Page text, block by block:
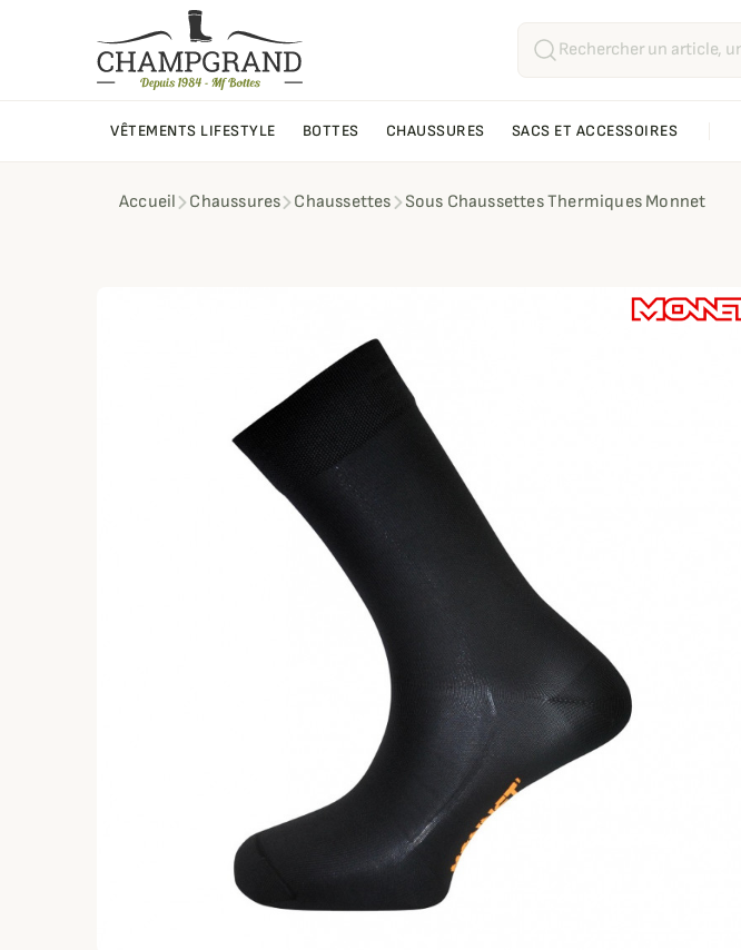
VÊTEMENTS LIFESTYLE BOTTES CHAUSSURES SACS ET ACCESSOIRES
Accueil Chaussures Chaussettes Sous Chaussettes Thermiques Monnet